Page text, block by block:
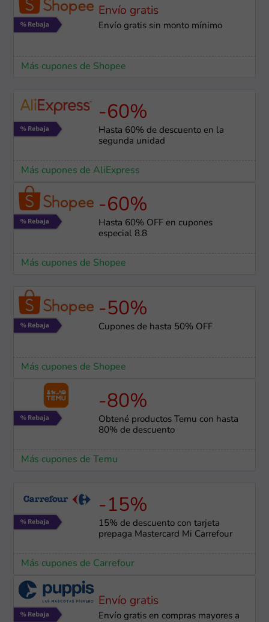
Envío gratis
Envío gratis sin monto mínimo
Más cupones de Shopee
-60%
Hasta 60% de descuento en la
segunda unidad
Más cupones de AliExpress
-60%
Hasta 60% OFF en cupones
especial 8.8
Más cupones de Shopee
-50%
Cupones de hasta 50% OFF
Más cupones de Shopee
-80%
Obtené productos Temu con hasta
80% de descuento
Más cupones de Temu
-15%
15% de descuento con tarjeta
prepaga Mastercard Mi Carrefour
Más cupones de Carrefour
Envío gratis
Envío gratis en compras mayores a